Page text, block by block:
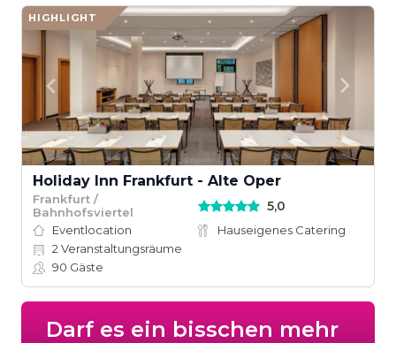
HIGHLIGHT
Holiday Inn Frankfurt - Alte Oper
Frankfurt /
Bahnhofsviertel
5,0
Eventlocation
Hauseigenes Catering
2 Veranstaltungsräume
90 Gäste
Darf es ein bisschen mehr